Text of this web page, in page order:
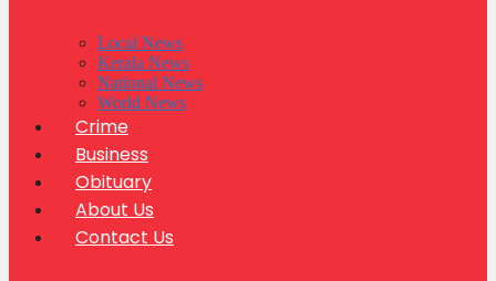
Local News
Kerala News
National News
World News
Crime
Business
Obituary
About Us
Contact Us